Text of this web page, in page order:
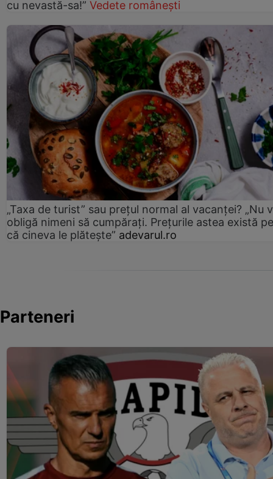
cu nevastă-sa!” Vedete românești
„Taxa de turist” sau prețul normal al vacanței? „Nu
obligă nimeni să cumpărați. Prețurile astea există
că cineva le plătește” adevarul.ro
Parteneri